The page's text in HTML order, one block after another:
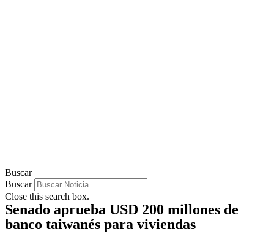
Buscar
Buscar
Close this search box.
Senado aprueba USD 200 millones de
banco taiwanés para viviendas